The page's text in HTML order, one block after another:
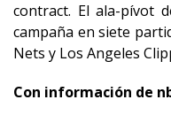
contract. El ala-pívot
campaña en siete
Nets y Los Angeles
Con información de